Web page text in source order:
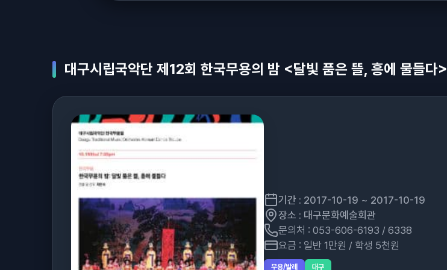
대구시립국악단 제12회 한국무용의 밤 <달빛 품은 뜰, 흥에 물들다>
기간 : 2017-10-19 ~ 2017-10-19
장소 : 대구문화예술회관
문의처 : 053-606-6193 / 6338
요금 : 일반 1만원 / 학생 5천원
무용/발레 대구